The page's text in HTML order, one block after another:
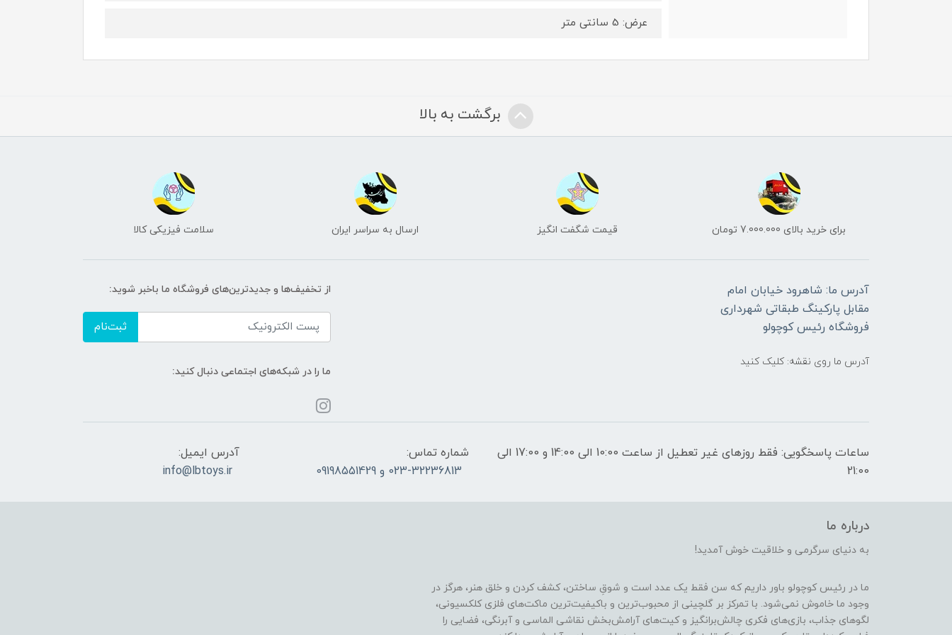
عرض: 5 سانتی متر
برگشت به بالا
برای خرید بالای 7.000.000 تومان قیمت شگفت انگیز ارسال به سراسر ایران سلامت فیزیکی کالا
آدرس ما: شاهرود خیابان امام
مقابل پارکینگ طبقاتی شهرداری
فروشگاه رئیس کوچولو
آدرس ما روی نقشه: کلیک کنید
از تخفیف‌ها و جدیدترین‌های فروشگاه ما باخبر شوید:
ثبت‌نام
ما را در شبکه‌های اجتماعی دنبال کنید:
ساعات پاسخگویی: فقط روزهای غیر تعطیل از ساعت 10:00 الی 14:00 و 17:00 الی
21:00
شماره تماس:
023-32236813 و 09198551429
آدرس ایمیل:
info@lbtoys.ir
درباره ما
به دنیای سرگرمی و خلاقیت خوش آمدید!
ما در رئیس کوچولو باور داریم که سن فقط یک عدد است و شوقِ ساختن، کشف کردن و خلق هنر، هرگز در
وجود ما خاموش نمی‌شود. با تمرکز بر گلچینی از محبوب‌ترین و باکیفیت‌ترین ماکت‌های فلزی کلکسیونی،
لگوهای جذاب، بازی‌های فکری چالش‌برانگیز و کیت‌های آرامش‌بخش نقاشی الماسی و آبرنگی، فضایی را